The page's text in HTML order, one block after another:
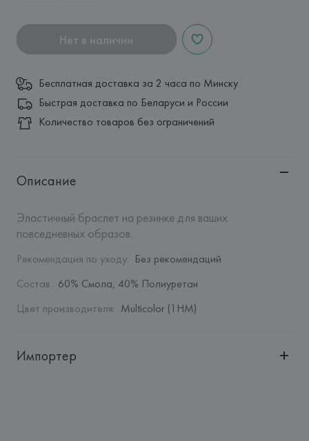
Нет в наличии
Бесплатная доставка за 2 часа по Минску
Быстрая доставка по Беларуси и России
Количество товаров без ограничений
Описание
Эластичный браслет на резинке для ваших
повседневных образов.
Рекомендация по уходу: Без рекомендаций
Состав: 60% Смола, 40% Полиуретан
Цвет производителя: Multicolor (1HM)
Импортер